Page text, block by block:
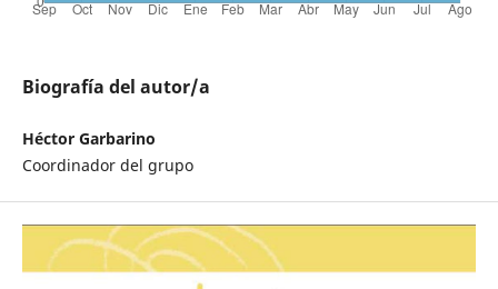
Biografía del autor/a
Héctor Garbarino
Coordinador del grupo